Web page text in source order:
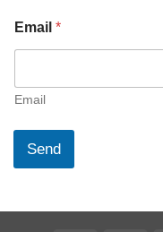
u
r
Email *
Email
Send